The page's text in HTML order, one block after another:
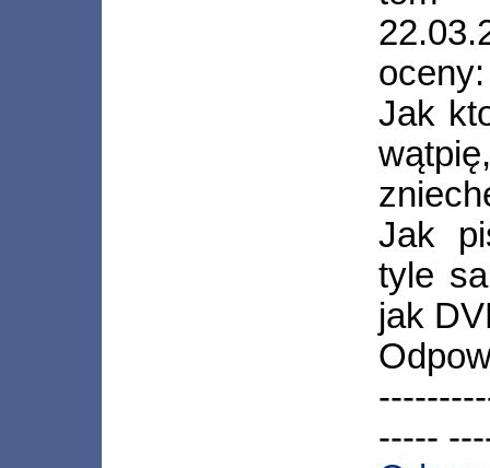
Jak
Jak
tyle
jak
-----